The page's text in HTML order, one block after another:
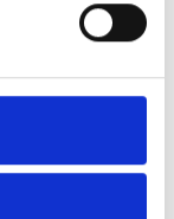
FARVET
CULTURE